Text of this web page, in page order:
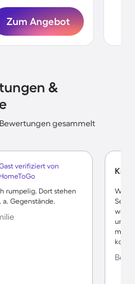
Zum Angebot
&
gesammelt
verifiziert von
HomeToGo
rumpelig. Dort stehen
a. Gegenstände.
Karin
Sehr
und
man